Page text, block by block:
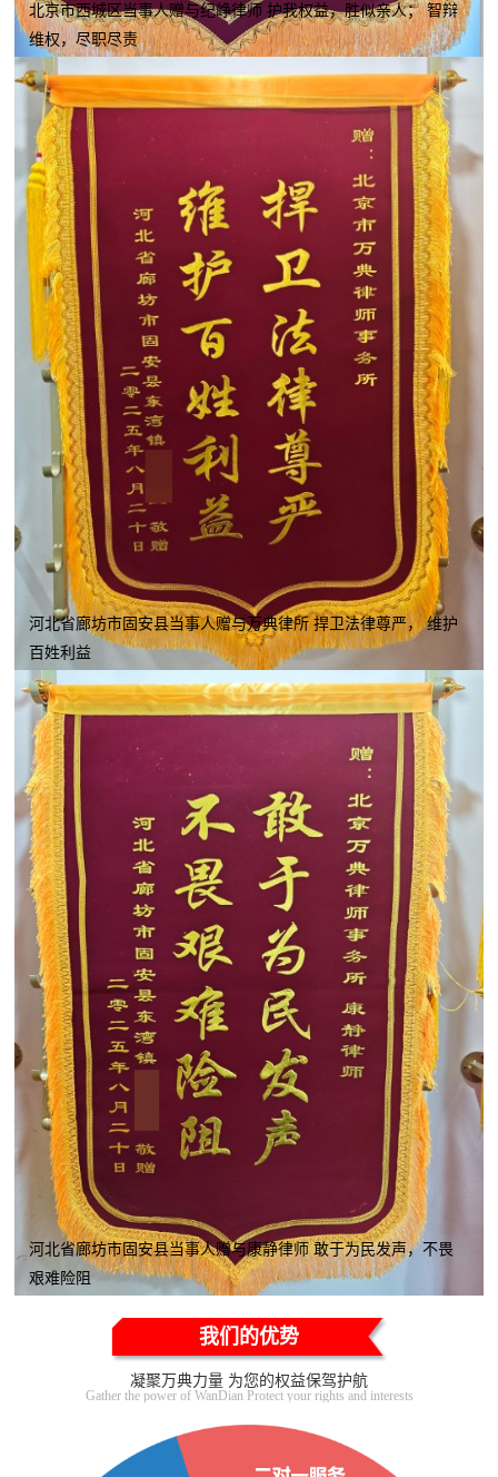
北京市西城区当事人赠与纪峥律师 护我权益，胜似亲人； 智辩
维权，尽职尽责
河北省廊坊市固安县当事人赠与万典律所 捍卫法律尊严， 维护
百姓利益
河北省廊坊市固安县当事人赠与康静律师 敢于为民发声，不畏
艰难险阻
我们的优势
凝聚万典力量 为您的权益保驾护航
Gather the power of WanDian Protect your rights and interests